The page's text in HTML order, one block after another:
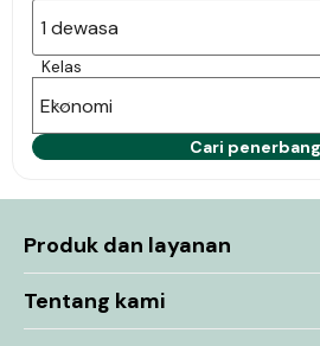
1 dewasa
Kelas
Ekonomi
Cari
Produk dan layanan
Tentang kami